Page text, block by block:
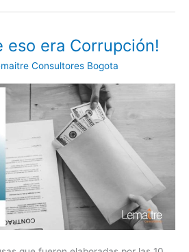
eso era Corrupción!
Consultores Bogota